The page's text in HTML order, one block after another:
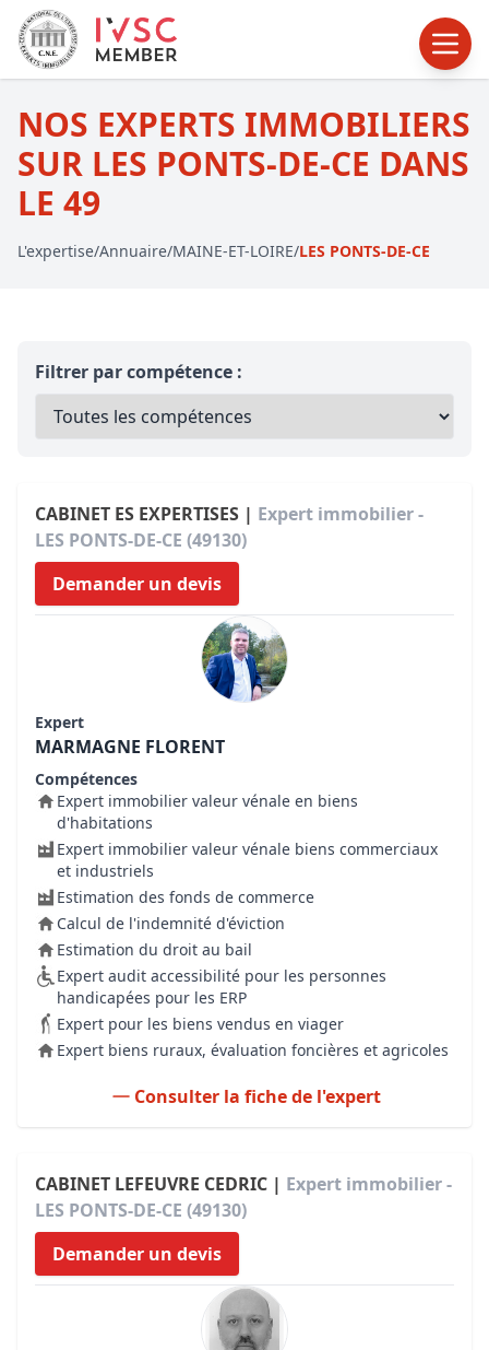
NOS EXPERTS IMMOBILIERS
SUR LES PONTS-DE-CE DANS
LE 49
L'expertise/Annuaire/MAINE-ET-LOIRE/LES PONTS-DE-CE
Filtrer par compétence :
CABINET ES EXPERTISES | Expert immobilier -
LES PONTS-DE-CE (49130)
Demander un devis
Expert
MARMAGNE FLORENT
Compétences
Expert immobilier valeur vénale en biens
d'habitations
Expert immobilier valeur vénale biens commerciaux
et industriels
Estimation des fonds de commerce
Calcul de l'indemnité d'éviction
Estimation du droit au bail
Expert audit accessibilité pour les personnes
handicapées pour les ERP
Expert pour les biens vendus en viager
Expert biens ruraux, évaluation foncières et agricoles
Consulter la fiche de l'expert
CABINET LEFEUVRE CEDRIC | Expert immobilier -
LES PONTS-DE-CE (49130)
Demander un devis